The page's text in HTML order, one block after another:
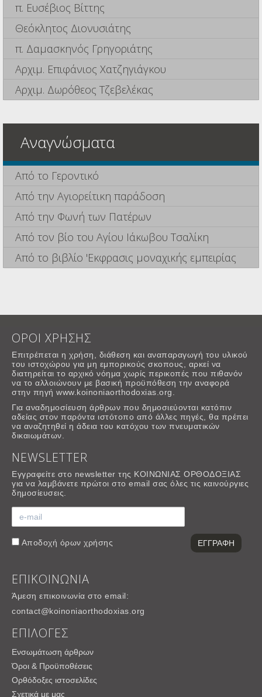
π. Ευσέβιος Βίττης
Θεόκλητος Διονυσιάτης
π. Δαμασκηνός Γρηγοριάτης
Αρχιμ. Επιφάνιος Χατζηγιάγκου
Αρχιμ. Δωρόθεος Τζεβελέκας
Αναγνώσματα
Από το Γεροντικό
Από την Αγιορείτικη παράδοση
Από την Φωνή των Πατέρων
Από τον βίο του Αγίου Ιάκωβου Τσαλίκη
Από το βιβλίο 'Εκφρασις μοναχικής εμπειρίας
ΟΡΟΙ ΧΡΗΣΗΣ
Επιτρέπεται η χρήση, διάθεση και αναπαραγωγή του υλικού
του ιστοχώρου για μη εμπορικούς σκοπους, αρκεί να
διατηρείται το αρχικό νόημα χωρίς περικοπές που πιθανόν
να το αλλοιώνουν με βασική προϋπόθεση την αναφορά
στην πηγή www.koinoniaorthodoxias.org.
Για αναδημοσίευση άρθρων που δημοσιεύονται κατόπιν
αδείας στον παρόντα ιστότοπο από άλλες πηγές, θα πρέπει
να αναζητηθεί η άδεια του κατόχου των πνευματικών
δικαιωμάτων.
NEWSLETTER
Εγγραφείτε στο newsletter της ΚΟΙΝΩΝΙΑΣ ΟΡΘΟΔΟΞΙΑΣ
για να λαμβάνετε πρώτοι στο email σας όλες τις καινούργιες
δημοσίευσεις.
Αποδοχή όρων χρήσης
ΕΠΙΚΟΙΝΩΝΙΑ
Άμεση επικοινωνία στο email:
contact@koinoniaorthodoxias.org
ΕΠΙΛΟΓΕΣ
Ενσωμάτωση άρθρων
Όροι & Προϋποθέσεις
Ορθόδοξες ιστοσελίδες
Σχετικά με μας